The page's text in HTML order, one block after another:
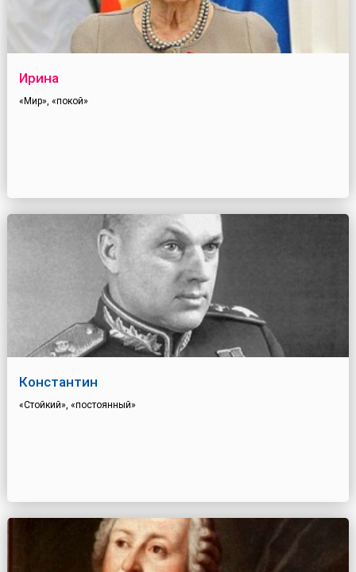
Ирина
«Мир», «покой»
Константин
«Стойкий», «постоянный»